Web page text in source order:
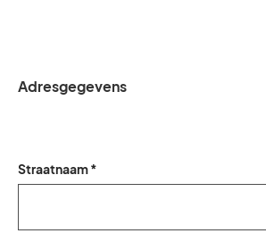
Adresgegevens
Straatnaam *